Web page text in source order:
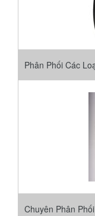
Phân Phối Các
Chuyên Phân